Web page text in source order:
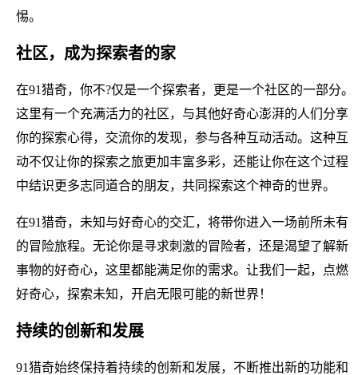
惕。
社区，成为探索者的家
在91猎奇，你不?仅是一个探索者，更是一个社区的一部分。
这里有一个充满活力的社区，与其他好奇心澎湃的人们分享
你的探索心得，交流你的发现，参与各种互动活动。这种互
动不仅让你的探索之旅更加丰富多彩，还能让你在这个过程
中结识更多志同道合的朋友，共同探索这个神奇的世界。
在91猎奇，未知与好奇心的交汇，将带你进入一场前所未有
的冒险旅程。无论你是寻求刺激的冒险者，还是渴望了解新
事物的好奇心，这里都能满足你的需求。让我们一起，点燃
好奇心，探索未知，开启无限可能的新世界！
持续的创新和发展
91猎奇始终保持着持续的创新和发展，不断推出新的功能和